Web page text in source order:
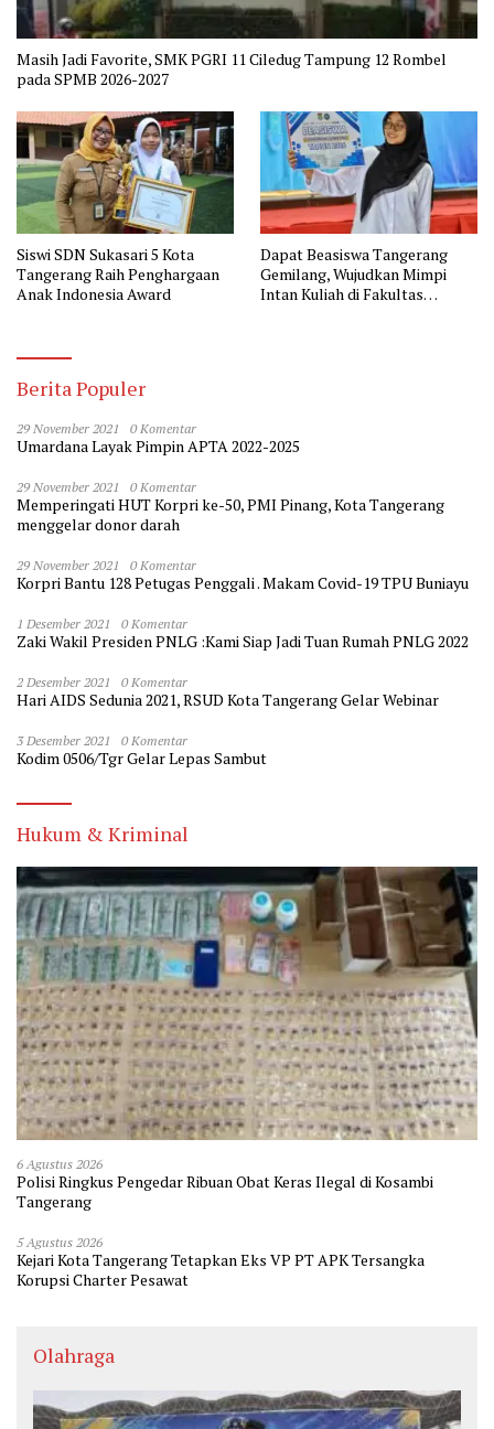
Masih Jadi Favorite, SMK PGRI 11 Ciledug Tampung 12 Rombel
pada SPMB 2026-2027
Siswi SDN Sukasari 5 Kota
Tangerang Raih Penghargaan
Anak Indonesia Award
Dapat Beasiswa Tangerang
Gemilang, Wujudkan Mimpi
Intan Kuliah di Fakultas
Berita Populer
29 November 2021 0 Komentar
Umardana Layak Pimpin APTA 2022-2025
29 November 2021 0 Komentar
Memperingati HUT Korpri ke-50, PMI Pinang, Kota Tangerang
menggelar donor darah
29 November 2021 0 Komentar
Korpri Bantu 128 Petugas Penggali . Makam Covid-19 TPU Buniayu
1 Desember 2021 0 Komentar
Zaki Wakil Presiden PNLG :Kami Siap Jadi Tuan Rumah PNLG 2022
2 Desember 2021 0 Komentar
Hari AIDS Sedunia 2021, RSUD Kota Tangerang Gelar Webinar
3 Desember 2021 0 Komentar
Kodim 0506/Tgr Gelar Lepas Sambut
Hukum & Kriminal
6 Agustus 2026
Polisi Ringkus Pengedar Ribuan Obat Keras Ilegal di Kosambi
Tangerang
5 Agustus 2026
Kejari Kota Tangerang Tetapkan Eks VP PT APK Tersangka
Korupsi Charter Pesawat
Olahraga